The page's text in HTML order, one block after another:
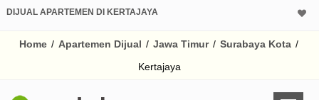
DIJUAL APARTEMEN DI KERTAJAYA
Home / Apartemen Dijual / Jawa Timur / Surabaya Kota /
Kertajaya